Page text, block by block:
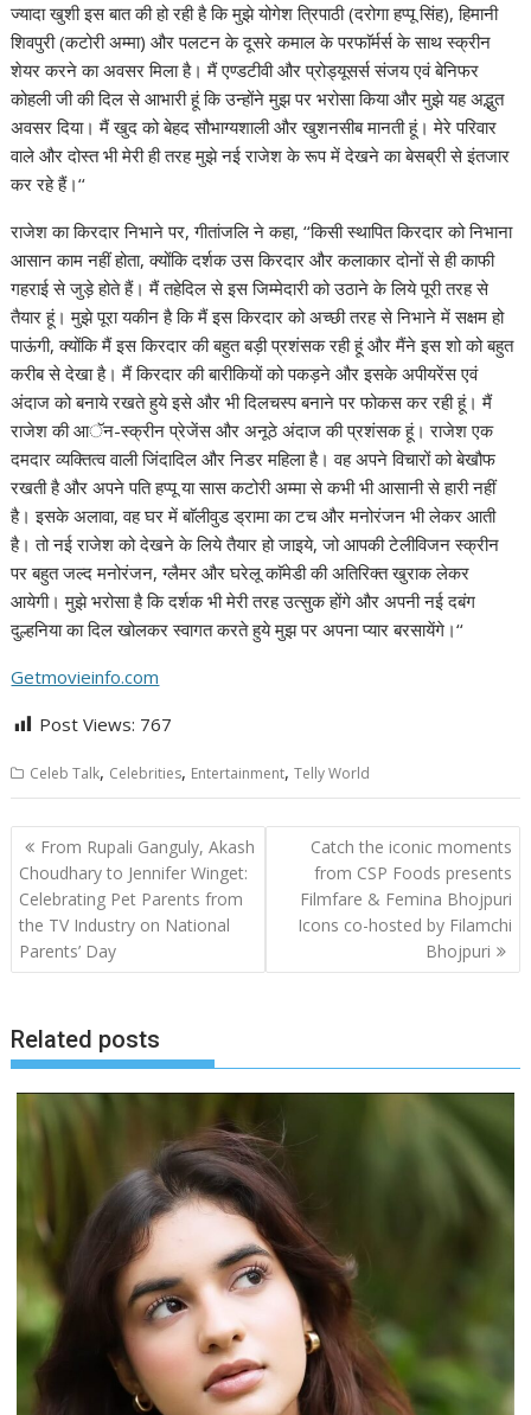
ज्यादा खुशी इस बात की हो रही है कि मुझे योगेश त्रिपाठी (दरोगा हप्पू सिंह), हिमानी
शिवपुरी (कटोरी अम्मा) और पलटन के दूसरे कमाल के परफाॅर्मर्स के साथ स्क्रीन
शेयर करने का अवसर मिला है। मैं एण्डटीवी और प्रोड्यूसर्स संजय एवं बेनिफर
कोहली जी की दिल से आभारी हूं कि उन्होंने मुझ पर भरोसा किया और मुझे यह अद्भुत
अवसर दिया। मैं खुद को बेहद सौभाग्यशाली और खुशनसीब मानती हूं। मेरे परिवार
वाले और दोस्त भी मेरी ही तरह मुझे नई राजेश के रूप में देखने का बेसब्री से इंतजार
कर रहे हैं।‘‘
राजेश का किरदार निभाने पर, गीतांजलि ने कहा, ‘‘किसी स्थापित किरदार को निभाना
आसान काम नहीं होता, क्योंकि दर्शक उस किरदार और कलाकार दोनों से ही काफी
गहराई से जुड़े होते हैं। मैं तहेदिल से इस जिम्मेदारी को उठाने के लिये पूरी तरह से
तैयार हूं। मुझे पूरा यकीन है कि मैं इस किरदार को अच्छी तरह से निभाने में सक्षम हो
पाऊंगी, क्योंकि मैं इस किरदार की बहुत बड़ी प्रशंसक रही हूं और मैंने इस शो को बहुत
करीब से देखा है। मैं किरदार की बारीकियों को पकड़ने और इसके अपीयरेंस एवं
अंदाज को बनाये रखते हुये इसे और भी दिलचस्प बनाने पर फोकस कर रही हूं। मैं
राजेश की आॅन-स्क्रीन प्रेजेंस और अनूठे अंदाज की प्रशंसक हूं। राजेश एक
दमदार व्यक्तित्व वाली जिंदादिल और निडर महिला है। वह अपने विचारों को बेखौफ
रखती है और अपने पति हप्पू या सास कटोरी अम्मा से कभी भी आसानी से हारी नहीं
है। इसके अलावा, वह घर में बाॅलीवुड ड्रामा का टच और मनोरंजन भी लेकर आती
है। तो नई राजेश को देखने के लिये तैयार हो जाइये, जो आपकी टेलीविजन स्क्रीन
पर बहुत जल्द मनोरंजन, ग्लैमर और घरेलू काॅमेडी की अतिरिक्त खुराक लेकर
आयेगी। मुझे भरोसा है कि दर्शक भी मेरी तरह उत्सुक होंगे और अपनी नई दबंग
दुल्हनिया का दिल खोलकर स्वागत करते हुये मुझ पर अपना प्यार बरसायेंगे।‘‘
Getmovieinfo.com
Post Views: 767
Celeb Talk, Celebrities, Entertainment,Telly World
Post
navigation
From Rupali Ganguly, Akash
Choudhary to Jennifer Winget:
Celebrating Pet Parents from
the TV Industry on National
Parents’ Day
Catch the iconic moments
from CSP Foods presents
Filmfare & Femina Bhojpuri
Icons co-hosted by Filamchi
Bhojpuri
Related posts